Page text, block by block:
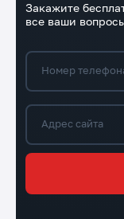
Закажите
все ваши
Номер
Адрес сайта